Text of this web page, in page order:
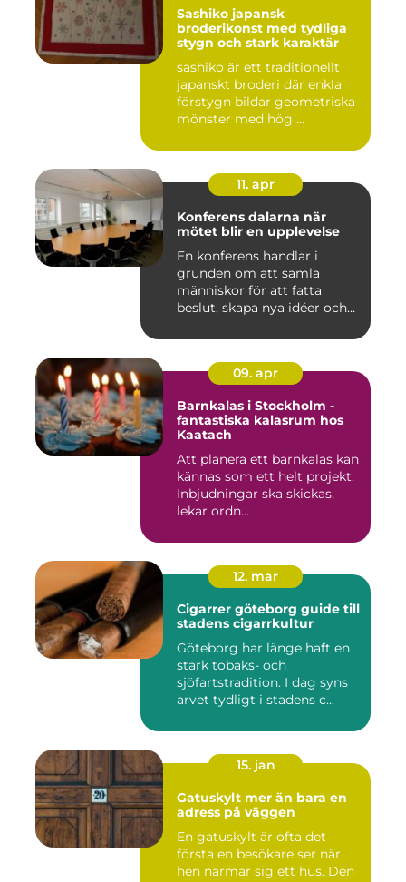
Sashiko japansk
broderikonst med tydliga
stygn och stark karaktär
sashiko är ett traditionellt
japanskt broderi där enkla
förstygn bildar geometriska
mönster med hög ...
11. apr
Konferens dalarna när
mötet blir en upplevelse
En konferens handlar i
grunden om att samla
människor för att fatta
beslut, skapa nya idéer och
09. apr
Barnkalas i Stockholm -
fantastiska kalasrum hos
Kaatach
Att planera ett barnkalas kan
kännas som ett helt projekt.
Inbjudningar ska skickas,
lekar ordn...
12. mar
Cigarrer göteborg guide till
stadens cigarrkultur
Göteborg har länge haft en
stark tobaks- och
sjöfartstradition. I dag syns
arvet tydligt i stadens c...
15. jan
Gatuskylt mer än bara en
adress på väggen
En gatuskylt är ofta det
första en besökare ser när
hen närmar sig ett hus. Den